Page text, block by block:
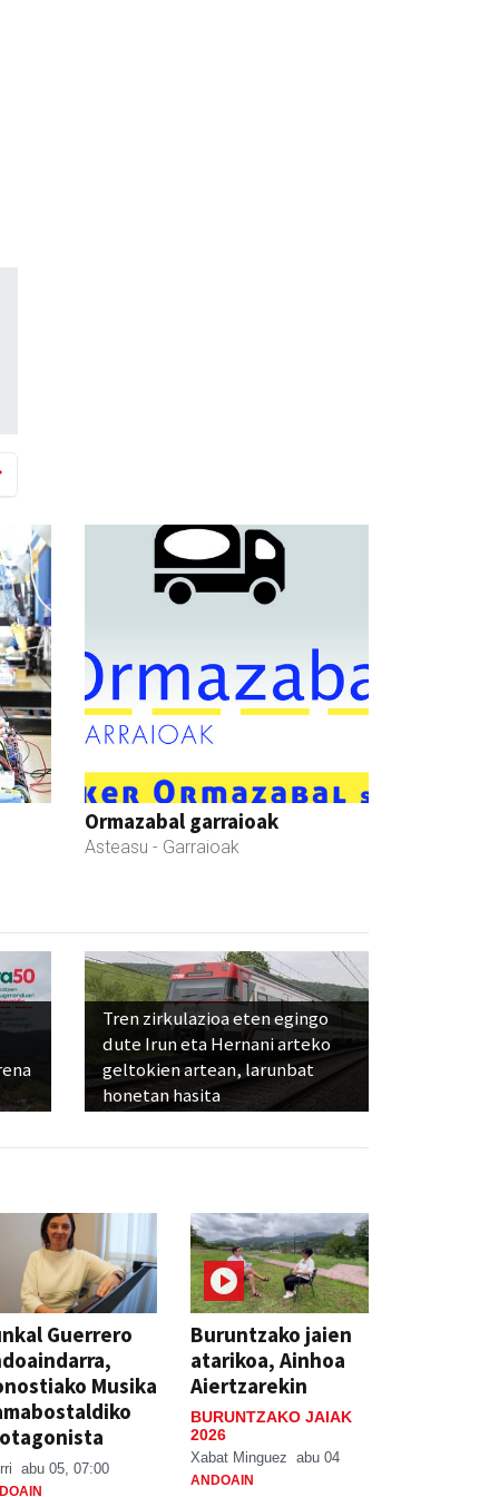
Ormazabal garraioak
Asteasu - Garraioak
Tren zirkulazioa eten egingo
dute Irun eta Hernani arteko
geltokien artean, larunbat
honetan hasita
Guerrero
Musika
abu 05, 07:00
Buruntzako jaien
atarikoa, Ainhoa
Aiertzarekin
BURUNTZAKO JAIAK
2026
Xabat Minguez abu 04
ANDOAIN